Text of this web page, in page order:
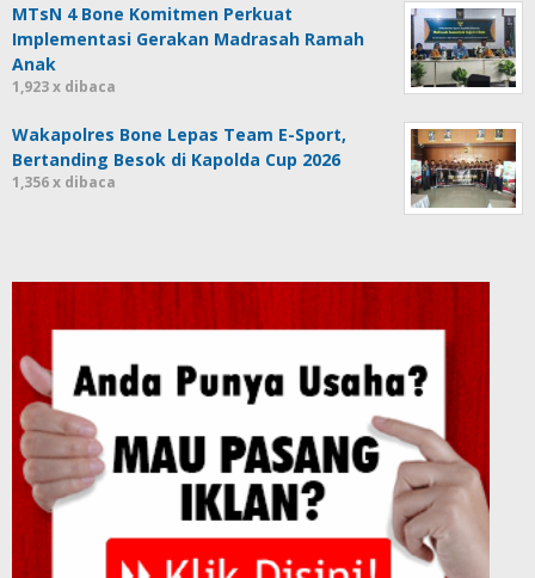
MTsN 4 Bone Komitmen Perkuat
Implementasi Gerakan Madrasah Ramah
Anak
1,923 x dibaca
Wakapolres Bone Lepas Team E-Sport,
Bertanding Besok di Kapolda Cup 2026
1,356 x dibaca